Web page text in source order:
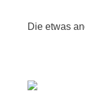
Die etwas